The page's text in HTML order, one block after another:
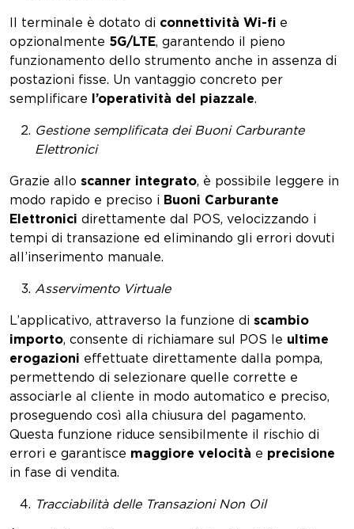
Il terminale è dotato di connettività Wi-fi e
opzionalmente 5G/LTE, garantendo il pieno
funzionamento dello strumento anche in assenza di
postazioni fisse. Un vantaggio concreto per
semplificare
l’operatività del piazzale.
Gestione semplificata dei Buoni Carburante
Elettronici
Grazie allo scanner integrato, è possibile leggere in
modo rapido e preciso i Buoni Carburante
Elettronici direttamente dal POS, velocizzando i
tempi di transazione ed eliminando gli errori dovuti
all’inserimento manuale.
Asservimento Virtuale
L’applicativo, attraverso la funzione di scambio
importo, consente di richiamare sul POS le ultime
erogazioni effettuate direttamente dalla pompa,
permettendo di selezionare quelle corrette e
associarle al cliente in modo automatico e preciso,
proseguendo così alla chiusura del pagamento.
Questa funzione riduce sensibilmente il rischio di
errori e garantisce maggiore velocità e precisione
in fase di vendita.
Tracciabilità delle Transazioni Non Oil